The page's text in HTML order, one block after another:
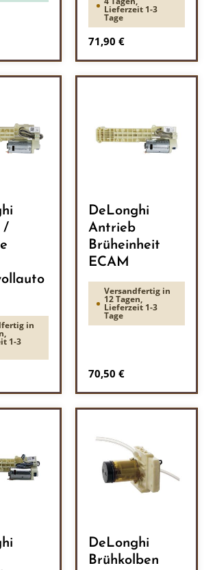
Lieferzeit 1-3
Tage
Regulärer Preis:
71,90 €
/
in
1-3
DeLonghi
Antrieb
Brüheinheit
ECAM
Versandfertig in
12 Tagen,
Lieferzeit 1-3
Tage
Regulärer Preis:
70,50 €
DeLonghi
Brühkolben